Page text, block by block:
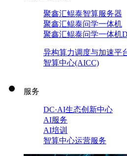
聚鑫汇鲲泰智算服务器
聚鑫汇鲲泰问学一体机
聚鑫汇鲲泰问学一体机
异构算力调度与加速平
智算中心(AICC)
服务
DC·AI生态创新中心
AI服务
AI培训
智算中心运营服务